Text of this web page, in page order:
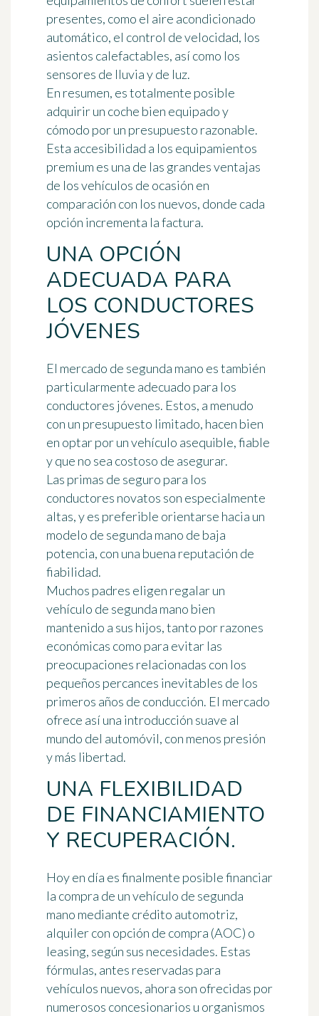
presentes, como el aire acondicionado
automático, el control de velocidad, los
asientos calefactables, así como los
sensores de lluvia y de luz.
En resumen, es totalmente posible
adquirir un coche bien equipado y
cómodo por un presupuesto razonable.
Esta accesibilidad a los equipamientos
premium es una de las grandes ventajas
de los vehículos de ocasión en
comparación con los nuevos, donde cada
opción incrementa la factura.
UNA OPCIÓN
ADECUADA PARA
LOS CONDUCTORES
JÓVENES
El mercado de segunda mano es también
particularmente adecuado para los
conductores jóvenes. Estos, a menudo
con un presupuesto limitado, hacen bien
en optar por un vehículo asequible, fiable
y que no sea costoso de asegurar.
Las primas de seguro para los
conductores novatos son especialmente
altas, y es preferible orientarse hacia un
modelo de segunda mano de baja
potencia, con una buena reputación de
fiabilidad.
Muchos padres eligen regalar un
vehículo de segunda mano bien
mantenido a sus hijos, tanto por razones
económicas como para evitar las
preocupaciones relacionadas con los
pequeños percances inevitables de los
primeros años de conducción. El mercado
ofrece así una introducción suave al
mundo del automóvil, con menos presión
y más libertad.
UNA FLEXIBILIDAD
DE FINANCIAMIENTO
Y RECUPERACIÓN.
Hoy en día es finalmente posible financiar
la compra de un vehículo de segunda
mano mediante crédito automotriz,
alquiler con opción de compra (AOC) o
leasing, según sus necesidades. Estas
fórmulas, antes reservadas para
vehículos nuevos, ahora son ofrecidas por
numerosos concesionarios u organismos